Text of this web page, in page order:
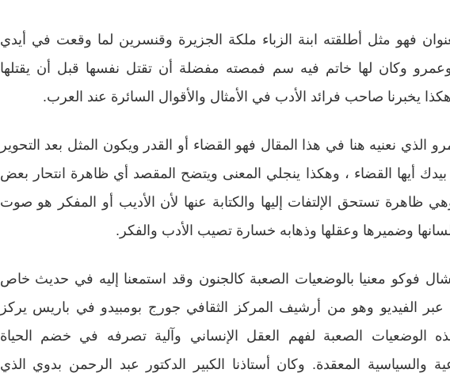
فهو مثل أطلقته ابنة الزباء ملكة الجزيرة وقنسرين لما وقعت في أيدي
وكان لها خاتم فيه سم فمصته مفضلة أن تقتل نفسها قبل أن يقتلها
يخبرنا صاحب فرائد الأدب في الأمثال والأقوال السائرة عند العرب.
الذي نعنيه هنا في هذا المقال فهو القضاء أو القدر ويكون المثل بعد التحوير
بيدك أيها القضاء ، وهكذا ينجلي المعنى ويتضح المقصد أي ظاهرة انتحار بعض
وهي ظاهرة تستحق الإلتفات إليها والكتابة عنها لأن الأديب أو المفكر هو صوت
وضميرها وعقلها وذهابه خسارة تصيب الأدب والفكر.
فوكو معنيا بالوضعيات الصعبة كالجنون وقد استمعنا إليه في حديث خاص
الفيديو وهو من أرشيف المركز الثقافي جورج بومبيدو في باريس يركز
الوضعيات الصعبة لفهم العقل الإنساني وآلية تصرفه في خضم الحياة
والسياسية المعقدة. وكان أستاذنا الكبير الدكتور عبد الرحمن بدوي الذي